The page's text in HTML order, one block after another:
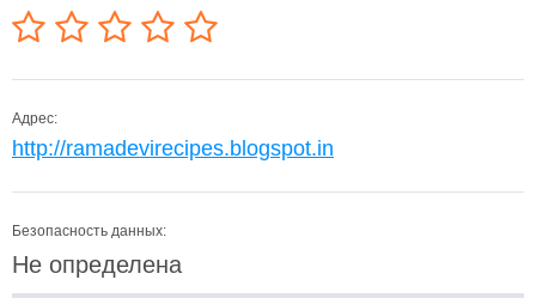
Адрес:
http://ramadevirecipes.blogspot.in
Безопасность данных:
Не определена